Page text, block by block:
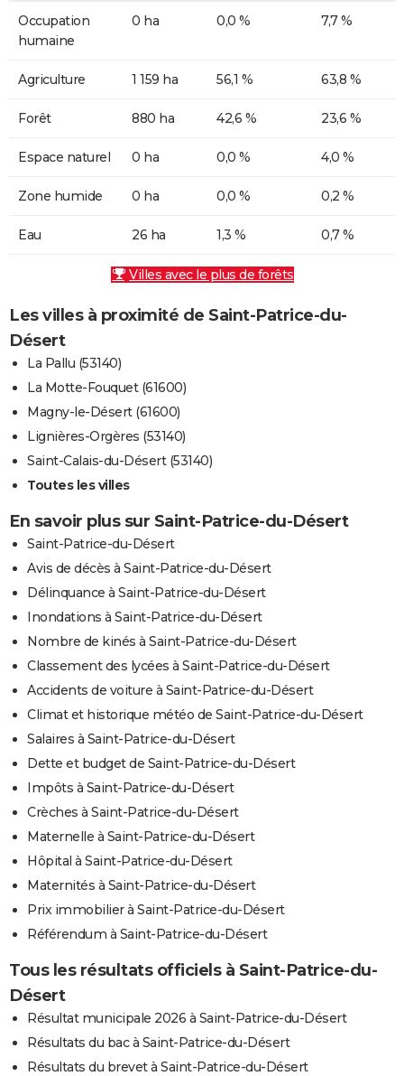
Occupation
humaine
0 ha 0,0 % 7,7 %
Agriculture 1 159 ha 56,1 % 63,8 %
Forêt 880 ha 42,6 % 23,6 %
Espace naturel 0 ha 0,0 % 4,0 %
Zone humide 0 ha 0,0 % 0,2 %
Eau 26 ha 1,3 % 0,7 %
Villes avec le plus de forêts
Les villes à proximité de Saint-Patrice-du-
Désert
La Pallu (53140)
La Motte-Fouquet (61600)
Magny-le-Désert (61600)
Lignières-Orgères (53140)
Saint-Calais-du-Désert (53140)
Toutes les villes
En savoir plus sur Saint-Patrice-du-Désert
Saint-Patrice-du-Désert
Avis de décès à Saint-Patrice-du-Désert
Délinquance à Saint-Patrice-du-Désert
Inondations à Saint-Patrice-du-Désert
Nombre de kinés à Saint-Patrice-du-Désert
Classement des lycées à Saint-Patrice-du-Désert
Accidents de voiture à Saint-Patrice-du-Désert
Climat et historique météo de Saint-Patrice-du-Désert
Salaires à Saint-Patrice-du-Désert
Dette et budget de Saint-Patrice-du-Désert
Impôts à Saint-Patrice-du-Désert
Crèches à Saint-Patrice-du-Désert
Maternelle à Saint-Patrice-du-Désert
Hôpital à Saint-Patrice-du-Désert
Maternités à Saint-Patrice-du-Désert
Prix immobilier à Saint-Patrice-du-Désert
Référendum à Saint-Patrice-du-Désert
Tous les résultats officiels à Saint-Patrice-du-
Désert
Résultat municipale 2026 à Saint-Patrice-du-Désert
Résultats du bac à Saint-Patrice-du-Désert
Résultats du brevet à Saint-Patrice-du-Désert